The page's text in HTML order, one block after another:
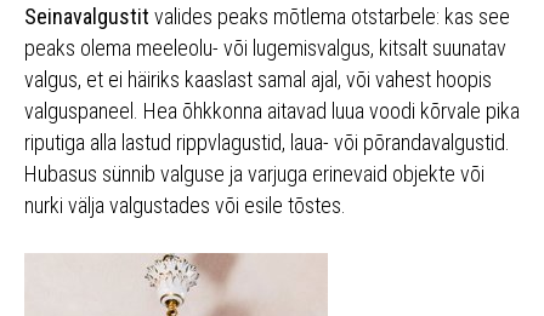
Seinavalgustit valides peaks mõtlema otstarbele: kas see
peaks olema meeleolu- või lugemisvalgus, kitsalt suunatav
valgus, et ei häiriks kaaslast samal ajal, või vahest hoopis
valguspaneel. Hea õhkkonna aitavad luua voodi kõrvale pika
riputiga alla lastud rippvlagustid, laua- või põrandavalgustid.
Hubasus sünnib valguse ja varjuga erinevaid objekte või
nurki välja valgustades või esile tõstes.